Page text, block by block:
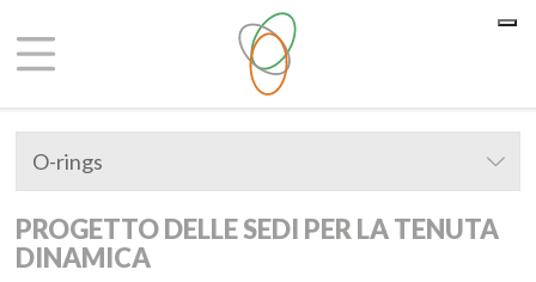
O-rings
PROGETTO DELLE SEDI PER LA TENUTA
DINAMICA
Informativa sulla raccolta
Le tue preferenze relative alla privacy